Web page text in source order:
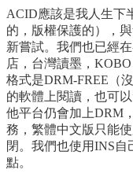
ACID應該是我人生下
的，版權保護的），
新嘗試。我們也已經
店，台灣讀墨，
格式是DRM-FREE（
的軟體上閱讀，也可
他平台仍會加上DRM
務，繁體中文版只能
閉。我們也使用INS自
點。